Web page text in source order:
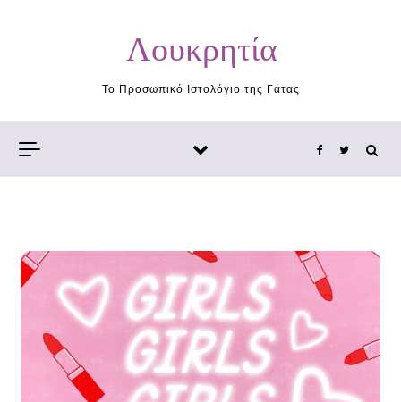
Λουκρητία
Το Προσωπικό Ιστολόγιο της Γάτας